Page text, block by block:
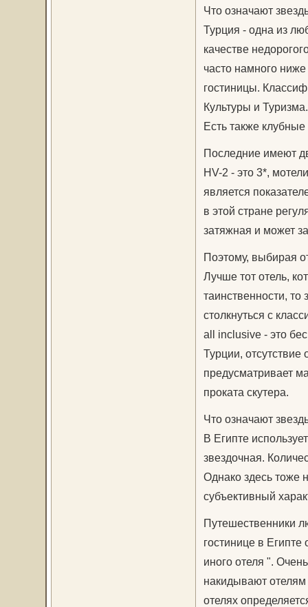
Что означают
Турция - одна из
качестве
часто намного
гостиницы.
Культуры и
Есть также
Последние имеют
HV-2 - это 3*,
является
в этой стране
затяжная и может
Поэтому, выбирая
Лучше тот отель,
таинственности,
столкнуться с
all inclusive - это
Турции,
предусматривает
проката скутера.
Что означают
В Египте
звездочная.
Однако здесь тоже
субъективный
Путешественники
гостинице в
иного отеля ".
накидывают отелям
отелях